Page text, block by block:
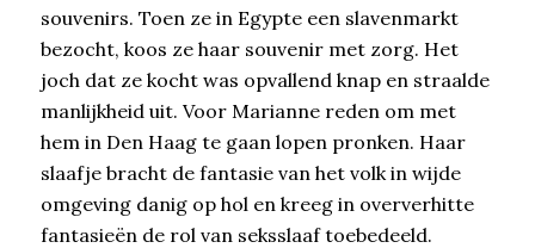
souvenirs. Toen ze in Egypte een slavenmarkt
bezocht, koos ze haar souvenir met zorg. Het
joch dat ze kocht was opvallend knap en straalde
manlijkheid uit. Voor Marianne reden om met
hem in Den Haag te gaan lopen pronken. Haar
slaafje bracht de fantasie van het volk in wijde
omgeving danig op hol en kreeg in oververhitte
fantasieën de rol van seksslaaf toebedeeld.